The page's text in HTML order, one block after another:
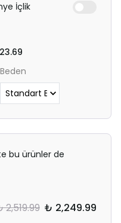
İçlik
Beden
bu ürünler de
2,519.99 ₺ 2,249.99